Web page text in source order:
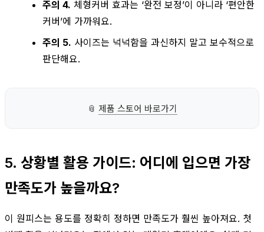
주의 4. 체형커버 효과는 ‘완전 보정’이 아니라 ‘편안한
커버’에 가까워요.
주의 5. 사이즈는 넉넉함을 과신하지 말고 보수적으로
판단해요.
📎 제품 스토어 바로가기
5. 상황별 활용 가이드: 어디에 입으면 가장
만족도가 높을까요?
이 원피스는 용도를 정확히 정하면 만족도가 훨씬 높아져요. 첫